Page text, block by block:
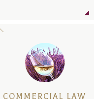
COMMERCIAL LAW